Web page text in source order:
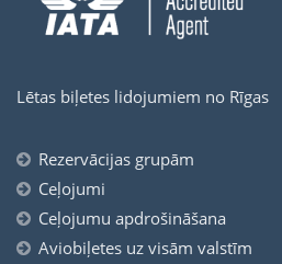
Lētas biļetes lidojumiem no Rīgas
Rezervācijas grupām
Ceļojumi
Ceļojumu apdrošināšana
Aviobiļetes uz visām valstīm